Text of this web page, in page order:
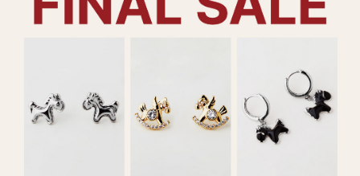
NT$2,180 NT$780